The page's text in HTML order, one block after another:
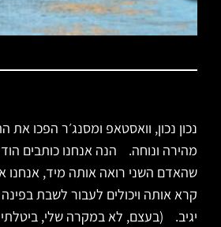
נכון נכון, וואסטאפ ומסנג׳ר הפכו
מהירה ונוחה. הנה אנחנו כותבים
שהאדם השני רואה אותה מיד, אנחנו
קרא אותה ויכולים לעבור לשבת
יגיב. (בעצם, לא במקרה שלי,